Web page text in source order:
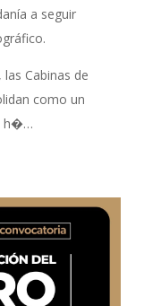
a seguir
Cabinas de
como un
h�…